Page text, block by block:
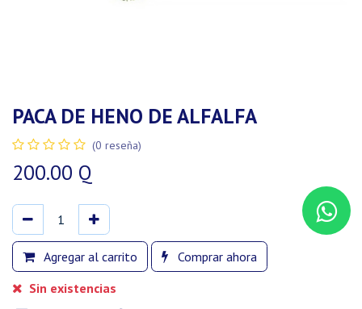
PACA DE HENO DE ALFALFA
(0 reseña)
200.00 Q
Agregar al carrito
Comprar ahora
Sin existencias